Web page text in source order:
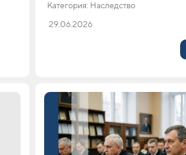
Категория: Наследство
29.06.2026